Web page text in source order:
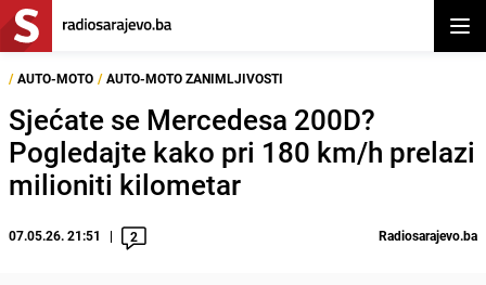
/ AUTO-MOTO / AUTO-MOTO ZANIMLJIVOSTI
Sjećate se Mercedesa 200D?
Pogledajte kako pri 180 km/h prelazi
milioniti kilometar
07.05.26. 21:51 2 Radiosarajevo.ba